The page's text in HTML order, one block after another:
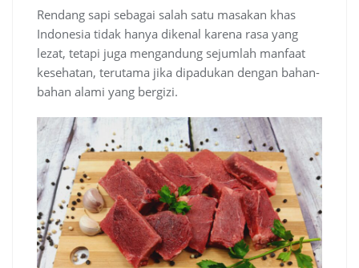
Rendang sapi sebagai salah satu masakan khas
Indonesia tidak hanya dikenal karena rasa yang
lezat, tetapi juga mengandung sejumlah manfaat
kesehatan, terutama jika dipadukan dengan bahan-
bahan alami yang bergizi.